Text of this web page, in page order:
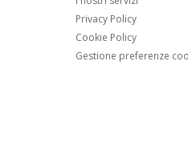
Privacy Policy
Cookie Policy
Gestione preferenze